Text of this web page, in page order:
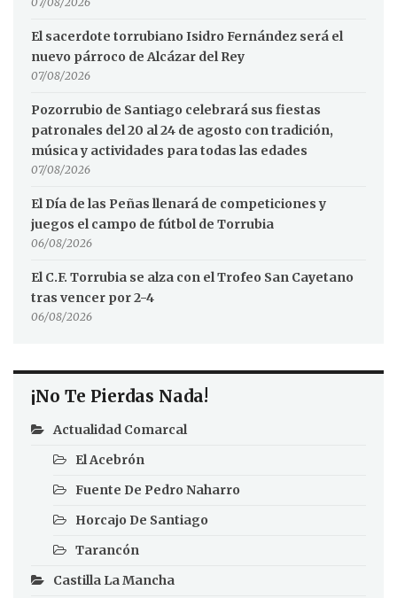
El sacerdote torrubiano Isidro Fernández será el
nuevo párroco de Alcázar del Rey
07/08/2026
Pozorrubio de Santiago celebrará sus fiestas
patronales del 20 al 24 de agosto con tradición,
música y actividades para todas las edades
07/08/2026
El Día de las Peñas llenará de competiciones y
juegos el campo de fútbol de Torrubia
06/08/2026
El C.F. Torrubia se alza con el Trofeo San Cayetano
tras vencer por 2-4
06/08/2026
¡No Te Pierdas Nada!
Actualidad Comarcal
El Acebrón
Fuente De Pedro Naharro
Horcajo De Santiago
Tarancón
Castilla La Mancha